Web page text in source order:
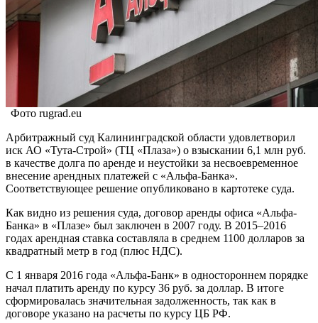
Фото rugrad.eu
Арбитражный суд Калининградской области удовлетворил
иск АО «Тута-Строй» (ТЦ «Плаза») о взыскании 6,1 млн руб.
в качестве долга по аренде и неустойки за несвоевременное
внесение арендных платежей с «Альфа-Банка».
Соответствующее решение опубликовано в картотеке суда.
Как видно из решения суда, договор аренды офиса «Альфа-
Банка» в «Плазе» был заключен в 2007 году. В 2015–2016
годах арендная ставка составляла в среднем 1100 долларов за
квадратный метр в год (плюс НДС).
С 1 января 2016 года «Альфа-Банк» в одностороннем порядке
начал платить аренду по курсу 36 руб. за доллар. В итоге
сформировалась значительная задолженность, так как в
договоре указано на расчеты по курсу ЦБ РФ.